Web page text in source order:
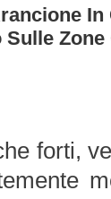
In
Zone
forti,